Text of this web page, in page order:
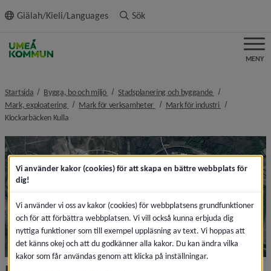
innehållet
Giälah/Kieli/Languages Sök
MENY
Startsida Bygga, bo och miljö nivå i brödsmulenavigeringen
Stadsplanering och byggande nivå i
Mark, exploatering nivå i brödsmulenavigeringen
Mark för verksamheter nivå i brödsmulenavigeringen
Mark för industri nivå i
Klockarbäcken Kullanivå i brödsmulenavigeringen
Vi använder kakor (cookies) för att skapa en bättre webbplats för
dig!
Vi använder vi oss av kakor (cookies) för webbplatsens grundfunktioner
och för att förbättra webbplatsen. Vi vill också kunna erbjuda dig
nyttiga funktioner som till exempel uppläsning av text. Vi hoppas att
det känns okej och att du godkänner alla kakor. Du kan ändra vilka
kakor som får användas genom att klicka på inställningar.